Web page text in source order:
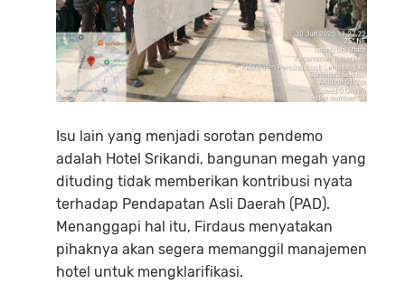
Isu lain yang menjadi sorotan pendemo
adalah Hotel Srikandi, bangunan megah yang
dituding tidak memberikan kontribusi nyata
terhadap Pendapatan Asli Daerah (PAD).
Menanggapi hal itu, Firdaus menyatakan
pihaknya akan segera memanggil manajemen
hotel untuk mengklarifikasi.